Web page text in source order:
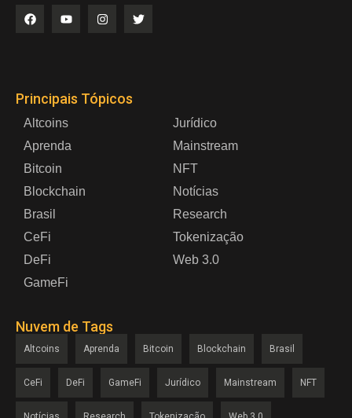
Principais Tópicos
Altcoins
Aprenda
Bitcoin
Blockchain
Brasil
CeFi
DeFi
GameFi
Jurídico
Mainstream
NFT
Notícias
Research
Tokenização
Web 3.0
Nuvem de Tags
Altcoins Aprenda Bitcoin Blockchain Brasil
CeFi DeFi GameFi Jurídico Mainstream NFT